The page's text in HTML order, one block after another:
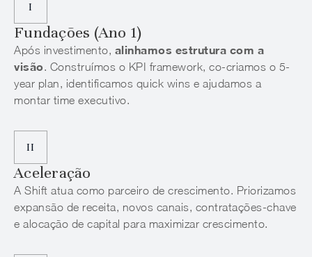
I
Fundações (Ano 1)
Após investimento, alinhamos estrutura com a
visão. Construímos o KPI framework, co-criamos o 5-
year plan, identificamos quick wins e ajudamos a
montar time executivo.
II
Aceleração
A Shift atua como parceiro de crescimento. Priorizamos
expansão de receita, novos canais, contratações-chave
e alocação de capital para maximizar crescimento.